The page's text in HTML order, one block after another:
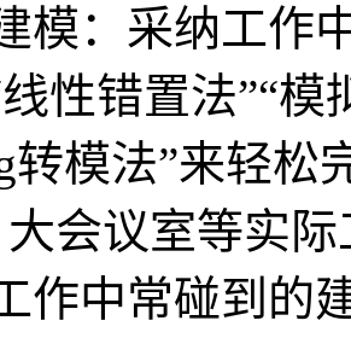
模：采纳工作
性错置法”“模
转模法”来轻
会议室等实
作中常碰到的